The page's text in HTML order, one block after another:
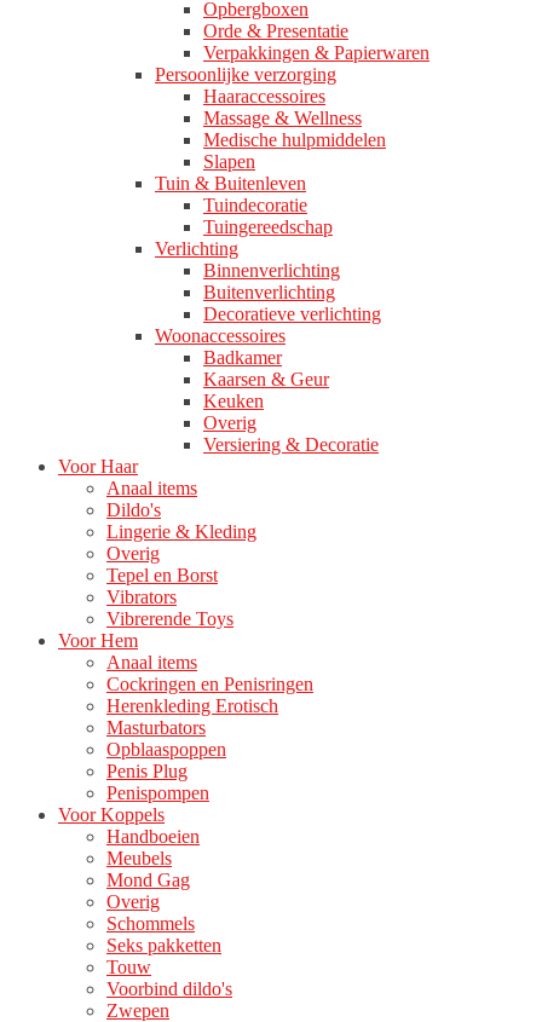
Opbergboxen
Orde & Presentatie
Verpakkingen & Papierwaren
Persoonlijke verzorging
Haaraccessoires
Massage & Wellness
Medische hulpmiddelen
Slapen
Tuin & Buitenleven
Tuindecoratie
Tuingereedschap
Verlichting
Binnenverlichting
Buitenverlichting
Decoratieve verlichting
Woonaccessoires
Badkamer
Kaarsen & Geur
Keuken
Overig
Versiering & Decoratie
Voor Haar
Anaal items
Dildo's
Lingerie & Kleding
Overig
Tepel en Borst
Vibrators
Vibrerende Toys
Voor Hem
Anaal items
Cockringen en Penisringen
Herenkleding Erotisch
Masturbators
Opblaaspoppen
Penis Plug
Penispompen
Voor Koppels
Handboeien
Meubels
Mond Gag
Overig
Schommels
Seks pakketten
Touw
Voorbind dildo's
Zwepen